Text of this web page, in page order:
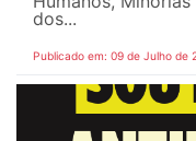
dos...
Publicado em: 09 de Julho de